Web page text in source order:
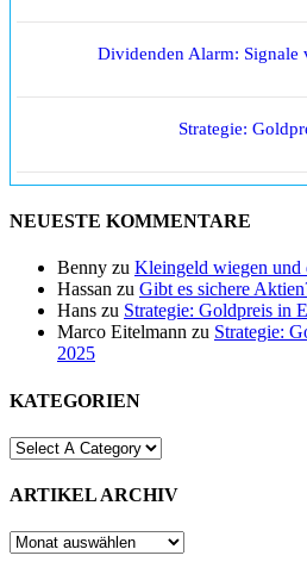
Dividenden Alarm: Signale
Strategie:
NEUESTE KOMMENTARE
Benny zu Kleingeld wiegen und
Hassan zu Gibt es sichere
Hans zu Strategie: Goldpreis in
Marco Eitelmann zu Strategie:
2025
KATEGORIEN
ARTIKEL ARCHIV
ARTIKEL